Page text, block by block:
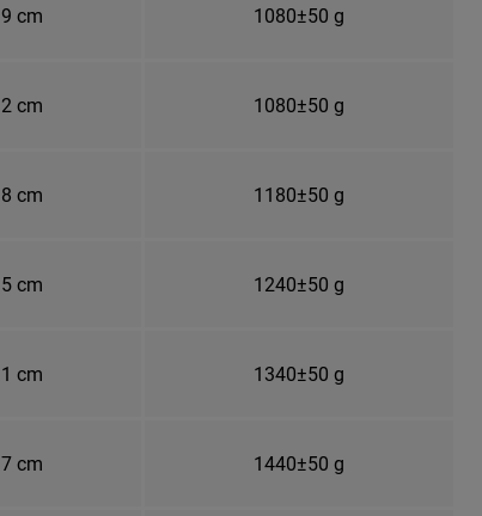
cm 1080±50 g
cm 1080±50 g
cm 1180±50 g
cm 1240±50 g
cm 1340±50 g
cm 1440±50 g